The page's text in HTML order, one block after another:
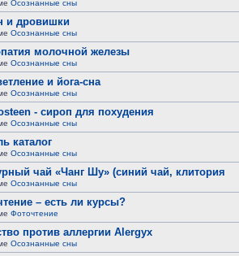
Осознанные сны
и дровишки
Осознанные сны
молочной железы
Осознанные сны
и йога-сна
Осознанные сны
- сироп для похудения
Осознанные сны
каталог
Осознанные сны
чай «Чанг Шу» (синий чай, клитория
Осознанные сны
– есть ли курсы?
Фоточтение
против аллергии Alergyx
Осознанные сны